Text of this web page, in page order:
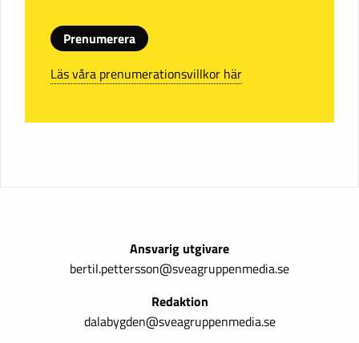
Prenumerera
Läs våra prenumerationsvillkor här
Ansvarig utgivare
bertil.pettersson@sveagruppenmedia.se
Redaktion
dalabygden@sveagruppenmedia.se